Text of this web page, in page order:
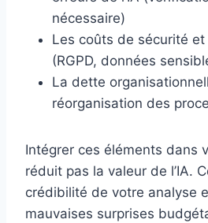
nécessaire)
Les coûts de sécurité
(RGPD, données
La dette
réorganisation des
Intégrer ces éléments dans
réduit pas la valeur de l’IA.
crédibilité de votre analyse
mauvaises surprises